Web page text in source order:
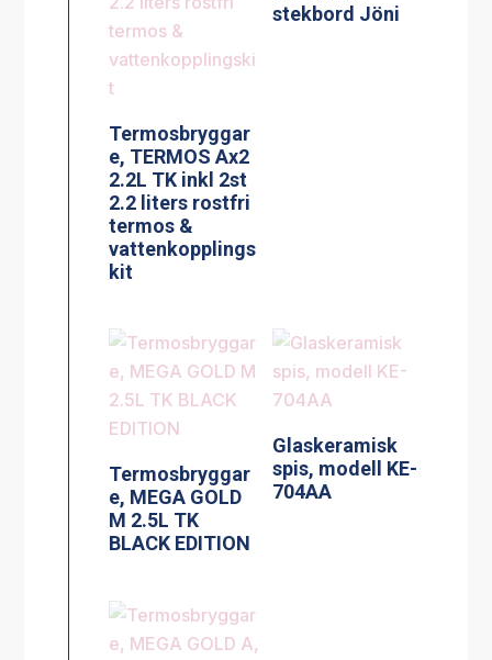
Termosbryggar
e, TERMOS Ax2
2.2L TK inkl 2st
2.2 liters rostfri
termos &
vattenkopplings
kit
stekbord Jöni
Termosbryggar
e, MEGA GOLD
M 2.5L TK
BLACK EDITION
Glaskeramisk
spis, modell KE-
704AA